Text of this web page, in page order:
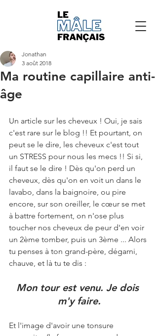
Ma routine capillaire anti-
âge
Jonathan
3 août 2018
Un article sur les cheveux ! Oui, je sais
c'est rare sur le blog !! Et pourtant, on
peut se le dire, les cheveux c'est tout
un STRESS pour nous les mecs !! Si si,
il faut se le dire ! Dès qu'on perd un
cheveux, dès qu'on en voit un dans le
lavabo, dans la baignoire, ou pire
encore, sur son oreiller, le cœur se met
à battre fortement, on n'ose plus
toucher nos cheveux de peur d'en voir
un 2ème tomber, puis un 3ème ... Alors
tu penses à ton grand-père, dégarni,
chauve, et là tu te dis :
Mon tour est venu. Je dois
m'y faire.
Et l'image d'avoir une tonsure